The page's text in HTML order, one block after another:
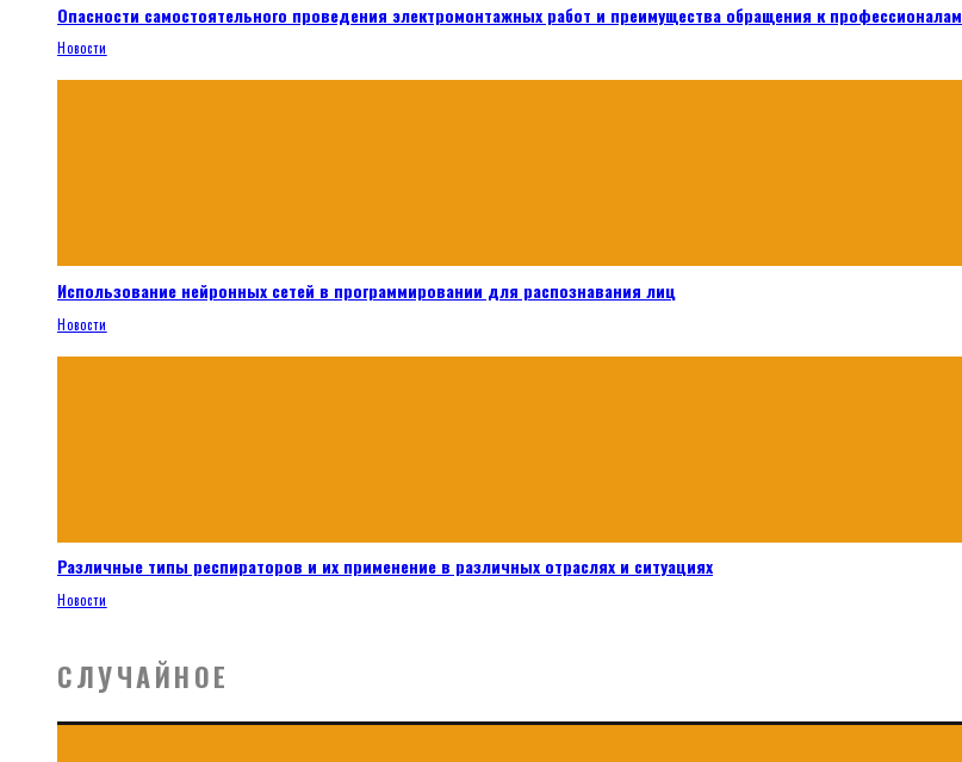
Опасности самостоятельного проведения электромонтажных работ и преимущества обращения к профессионалам
Новости
Использование нейронных сетей в программировании для распознавания лиц
Новости
Различные типы респираторов и их применение в различных отраслях и ситуациях
Новости
СЛУЧАЙНОЕ